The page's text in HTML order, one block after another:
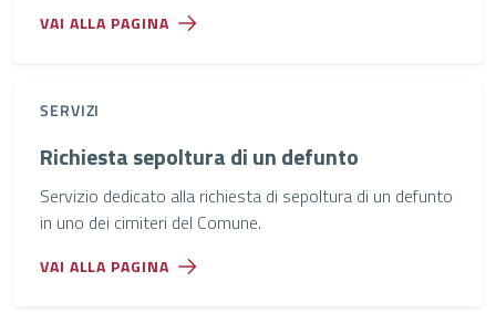
VAI ALLA PAGINA
SERVIZI
Richiesta sepoltura di un defunto
Servizio dedicato alla richiesta di sepoltura di un defunto
in uno dei cimiteri del Comune.
VAI ALLA PAGINA